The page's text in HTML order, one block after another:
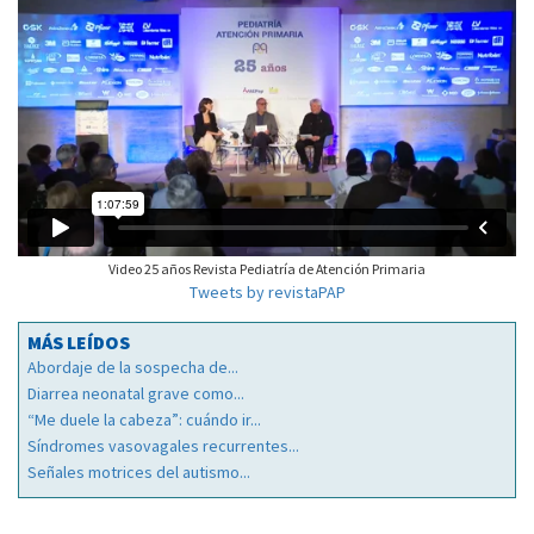
Video 25 años Revista Pediatría de Atención Primaria
Tweets by revistaPAP
MÁS LEÍDOS
Abordaje de la sospecha de...
Diarrea neonatal grave como...
“Me duele la cabeza”: cuándo ir...
Síndromes vasovagales recurrentes...
Señales motrices del autismo...